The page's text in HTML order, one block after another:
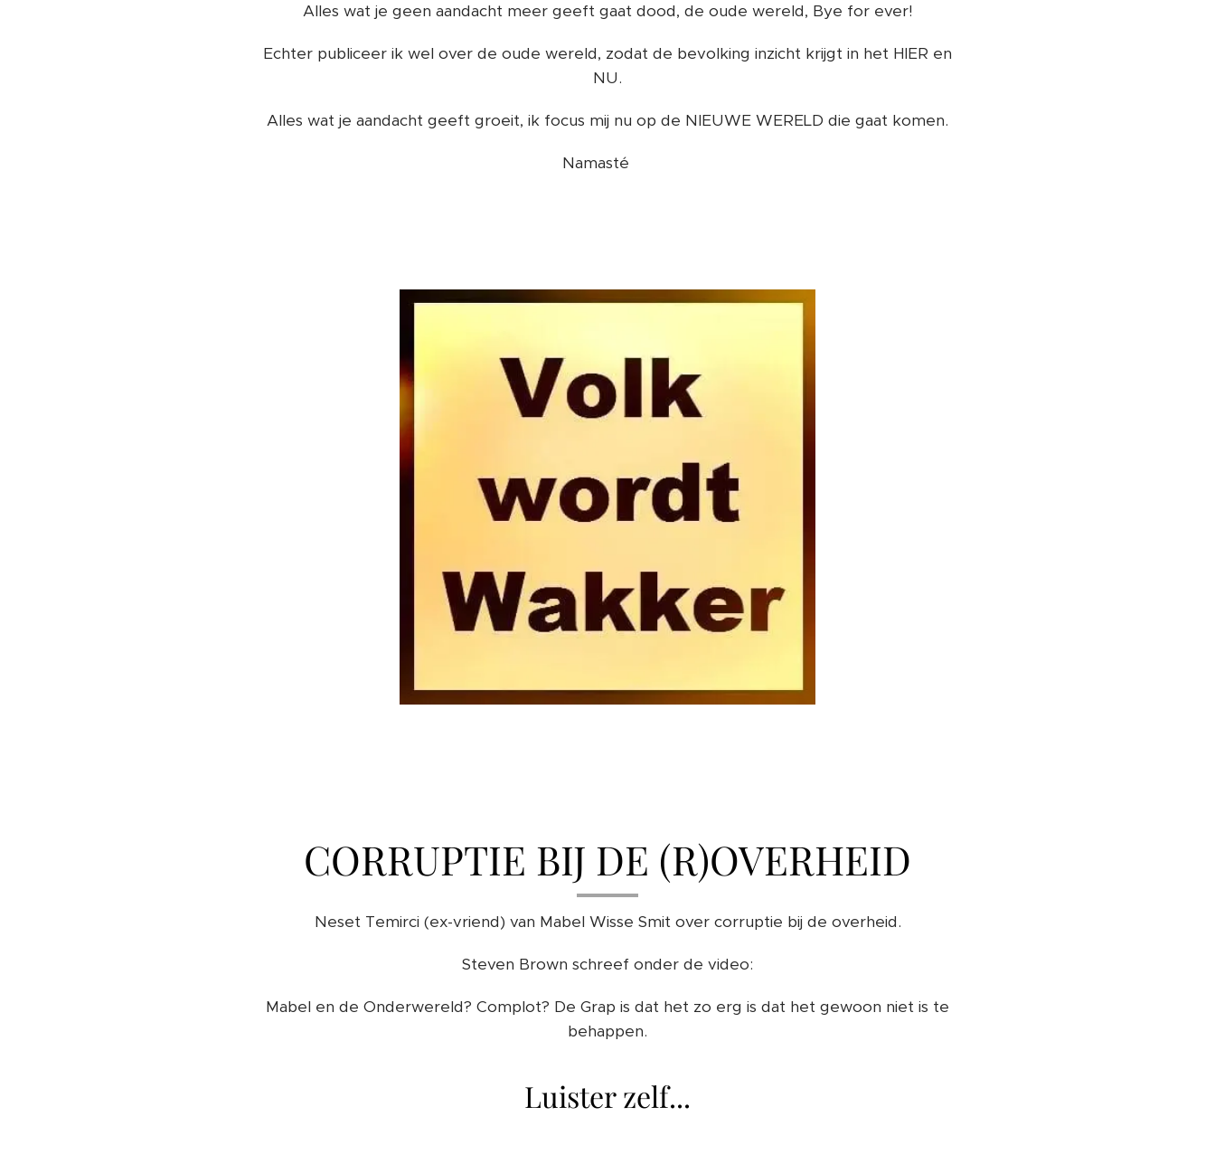
Alles wat je geen aandacht meer geeft gaat dood, de oude wereld, Bye for ever!
Echter publiceer ik wel over de oude wereld, zodat de bevolking inzicht krijgt in het HIER en
NU.
Alles wat je aandacht geeft groeit, ik focus mij nu op de NIEUWE WERELD die gaat komen.
Namasté 🙏
CORRUPTIE BIJ DE (R)OVERHEID
Neset Temirci (ex-vriend) van Mabel Wisse Smit over corruptie bij de overheid.
Steven Brown schreef onder de video:
Mabel en de Onderwereld? Complot? De Grap is dat het zo erg is dat het gewoon niet is te
behappen.
Luister zelf...